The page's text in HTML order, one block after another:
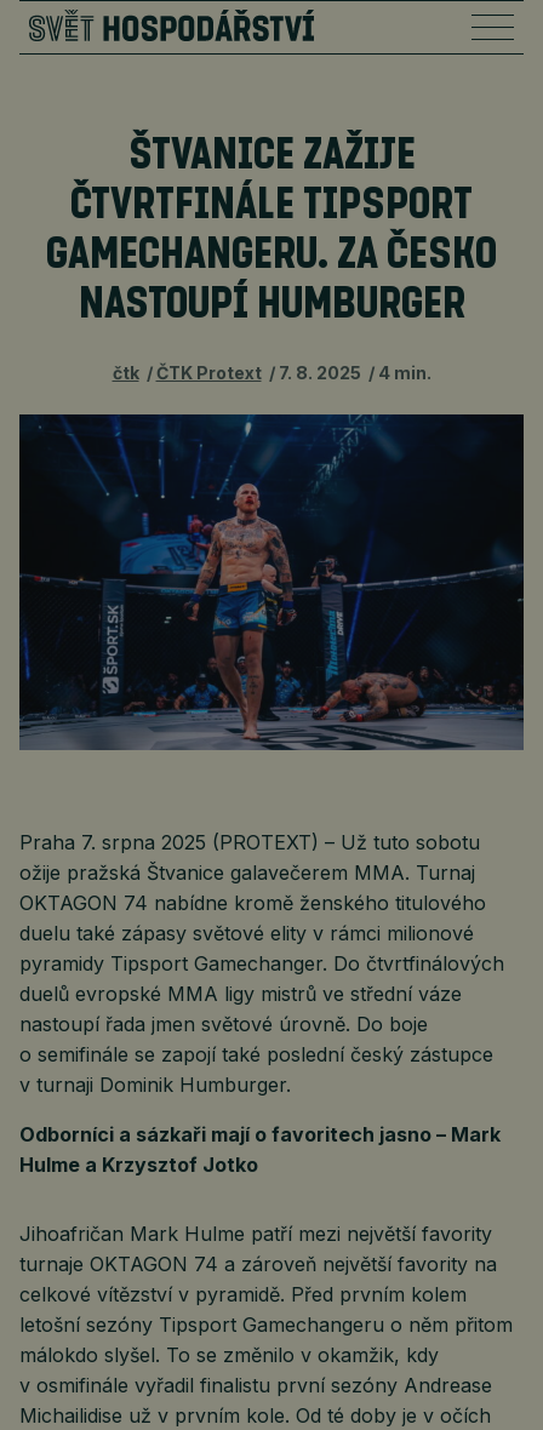
ŠTVANICE ZAŽIJE
ČTVRTFINÁLE TIPSPORT
GAMECHANGERU. ZA ČESKO
NASTOUPÍ HUMBURGER
čtk ČTK Protext 7. 8. 2025 4 min.
Praha 7. srpna 2025 (PROTEXT) – Už tuto sobotu
ožije pražská Štvanice galavečerem MMA. Turnaj
OKTAGON 74 nabídne kromě ženského titulového
duelu také zápasy světové elity v rámci milionové
pyramidy Tipsport Gamechanger. Do čtvrtfinálových
duelů evropské MMA ligy mistrů ve střední váze
nastoupí řada jmen světové úrovně. Do boje
o semifinále se zapojí také poslední český zástupce
v turnaji Dominik Humburger.
Odborníci a sázkaři mají o favoritech jasno – Mark
Hulme a Krzysztof Jotko
Jihoafričan Mark Hulme patří mezi největší favority
turnaje OKTAGON 74 a zároveň největší favority na
celkové vítězství v pyramidě. Před prvním kolem
letošní sezóny Tipsport Gamechangeru o něm přitom
málokdo slyšel. To se změnilo v okamžik, kdy
v osmifinále vyřadil finalistu první sezóny Andrease
Michailidise už v prvním kole. Od té doby je v očích